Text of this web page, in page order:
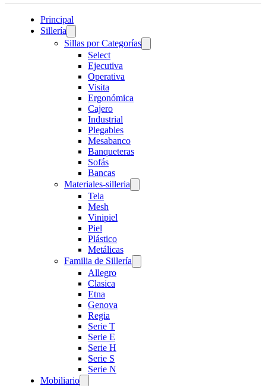
Principal
Sillería
Sillas por Categorías
Select
Ejecutiva
Operativa
Visita
Ergonómica
Cajero
Industrial
Plegables
Mesabanco
Banqueteras
Sofás
Bancas
Materiales-silleria
Tela
Mesh
Vinipiel
Piel
Plástico
Metálicas
Familia de Sillería
Allegro
Clasica
Etna
Genova
Regia
Serie T
Serie E
Serie H
Serie S
Serie N
Mobiliario